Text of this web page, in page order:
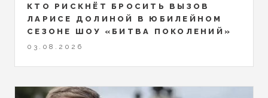
КТО РИСКНЁТ БРОСИТЬ ВЫЗОВ
ЛАРИСЕ ДОЛИНОЙ В ЮБИЛЕЙНОМ
СЕЗОНЕ ШОУ «БИТВА ПОКОЛЕНИЙ»
03.08.2026